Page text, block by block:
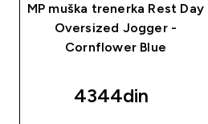
MP muška trenerka Rest Day
Oversized Jogger -
Cornflower Blue
4344din‎